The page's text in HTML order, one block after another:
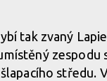
na ložisku
tak zvaný
zespodu
středu.